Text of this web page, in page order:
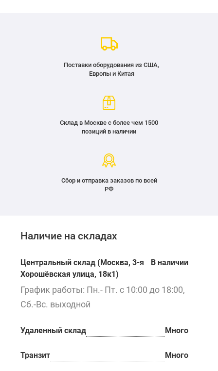
Поставки оборудования из США,
Европы и Китая
Склад в Москве с более чем 1500
позиций в наличии
Сбор и отправка заказов по всей
РФ
Наличие на складах
Центральный склад (Москва, 3-я
Хорошёвская улица, 18к1)
В наличии
График работы: Пн.- Пт. с 10:00 до 18:00,
Сб.-Вс. выходной
Удаленный склад Много
Транзит Много